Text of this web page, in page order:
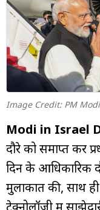
Image Credit: PM
Modi in Israel
दौरे को समाप्त कर
दिन के आधिकारिक
मुलाकात की, साथ
टेक्नोलॉजी में